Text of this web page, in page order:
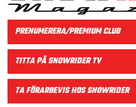
PRENUMERERA/PREMIUM CLUB
TITTA PÅ SNOWRIDER TV
TA FÖRARBEVIS HOS SNOWRIDER